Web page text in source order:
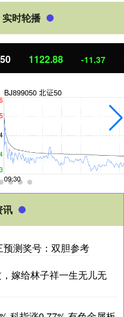
时轮播
-11.37 -1.00%
讯
测奖号：双胆参考
嫁给林子祥一生无儿无